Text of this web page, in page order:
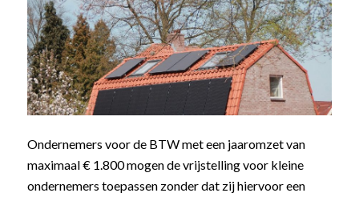
Ondernemers voor de BTW met een jaaromzet van
maximaal € 1.800 mogen de vrijstelling voor kleine
ondernemers toepassen zonder dat zij hiervoor een